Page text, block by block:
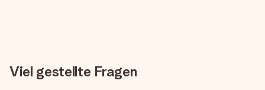
Viel gestellte Fragen